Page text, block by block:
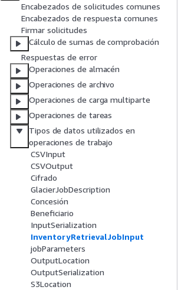
Encabezados de solicitudes comunes
Encabezados de respuesta comunes
Firmar solicitudes
Cálculo de sumas de comprobación
Respuestas de error
Operaciones de almacén
Operaciones de archivo
Operaciones de carga multiparte
Operaciones de tareas
Tipos de datos utilizados en
operaciones de trabajo
CSVInput
CSVOutput
Cifrado
GlacierJobDescription
Concesión
Beneficiario
InputSerialization
InventoryRetrievalJobInput
jobParameters
OutputLocation
OutputSerialization
S3Location